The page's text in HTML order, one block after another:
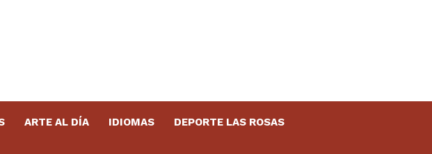
ARTE AL DÍA IDIOMAS DEPORTE LAS ROSAS